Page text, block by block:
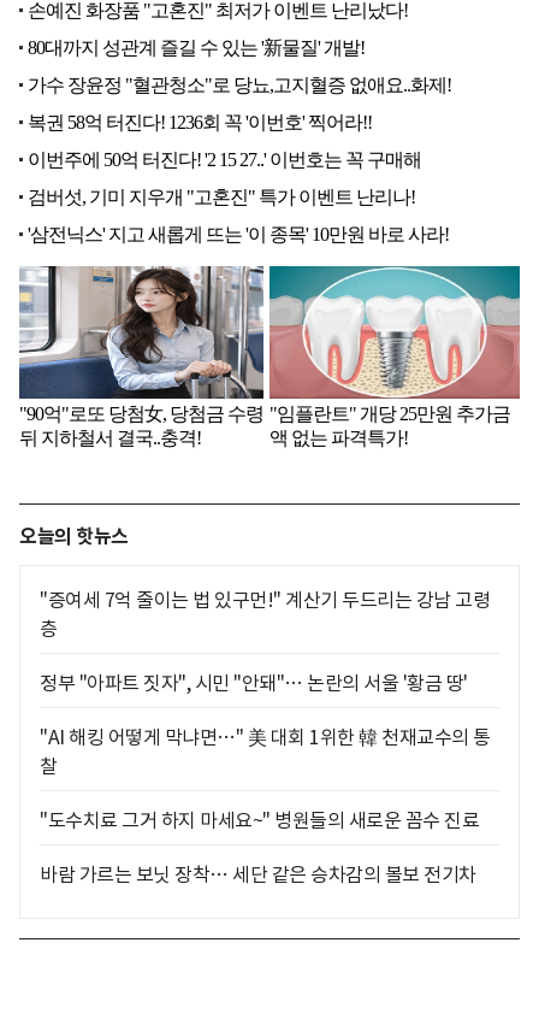
오늘의 핫뉴스
"증여세 7억 줄이는 법 있구먼!" 계산기 두드리는 강남 고령
층
정부 "아파트 짓자", 시민 "안돼"… 논란의 서울 '황금 땅'
"AI 해킹 어떻게 막냐면…" 美 대회 1위한 韓 천재교수의 통
찰
"도수치료 그거 하지 마세요~" 병원들의 새로운 꼼수 진료
바람 가르는 보닛 장착… 세단 같은 승차감의 볼보 전기차